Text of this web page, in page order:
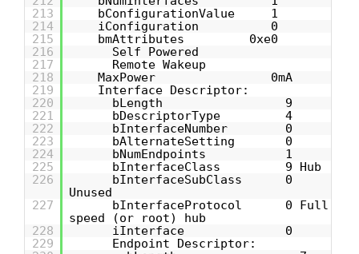
213
bConfigurationValue 1
214
iConfiguration 0
215
bmAttributes 0xe0
216
Self Powered
217
Remote Wakeup
218
MaxPower 0mA
219
Interface Descriptor:
220
bLength 9
221
bDescriptorType 4
222
bInterfaceNumber 0
223
bAlternateSetting 0
224
bNumEndpoints 1
225
bInterfaceClass 9 Hub
226
bInterfaceSubClass 0
Unused
227
bInterfaceProtocol 0 Full
speed (or root) hub
228
iInterface 0
229
Endpoint Descriptor: